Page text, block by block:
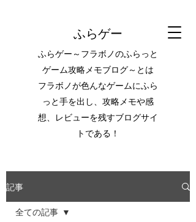
ふらゲー
ふらゲー～フラボノのふらっと
ゲーム攻略メモブログ～とは
フラボノが色んなゲームにふら
っと手を出し、攻略メモや感
想、レビューを残すブログサイ
トである！
記事
全ての記事